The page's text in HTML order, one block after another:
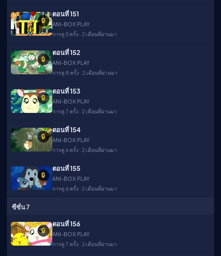
🔒
ตอนที่ 151
ANI-BOX PLAY
การดู 5 ครั้ง · 2 เดือนที่ผ่านมา
🔒
ตอนที่ 152
ANI-BOX PLAY
การดู 8 ครั้ง · 2 เดือนที่ผ่านมา
🔒
ตอนที่ 153
ANI-BOX PLAY
การดู 7 ครั้ง · 2 เดือนที่ผ่านมา
🔒
ตอนที่ 154
ANI-BOX PLAY
การดู 6 ครั้ง · 2 เดือนที่ผ่านมา
🔒
ตอนที่ 155
ANI-BOX PLAY
การดู 6 ครั้ง · 2 เดือนที่ผ่านมา
ซีซั่น 7
🔒
ตอนที่ 156
ANI-BOX PLAY
การดู 7 ครั้ง · 2 เดือนที่ผ่านมา